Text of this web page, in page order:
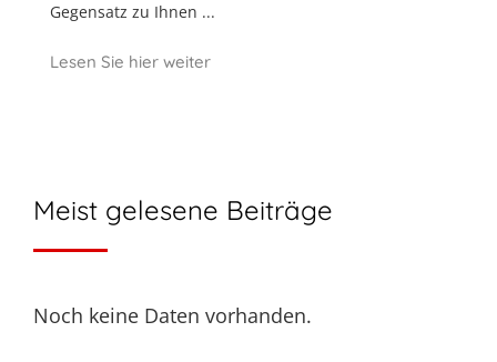
Gegensatz zu Ihnen ...
Lesen Sie hier weiter
Meist gelesene Beiträge
Noch keine Daten vorhanden.